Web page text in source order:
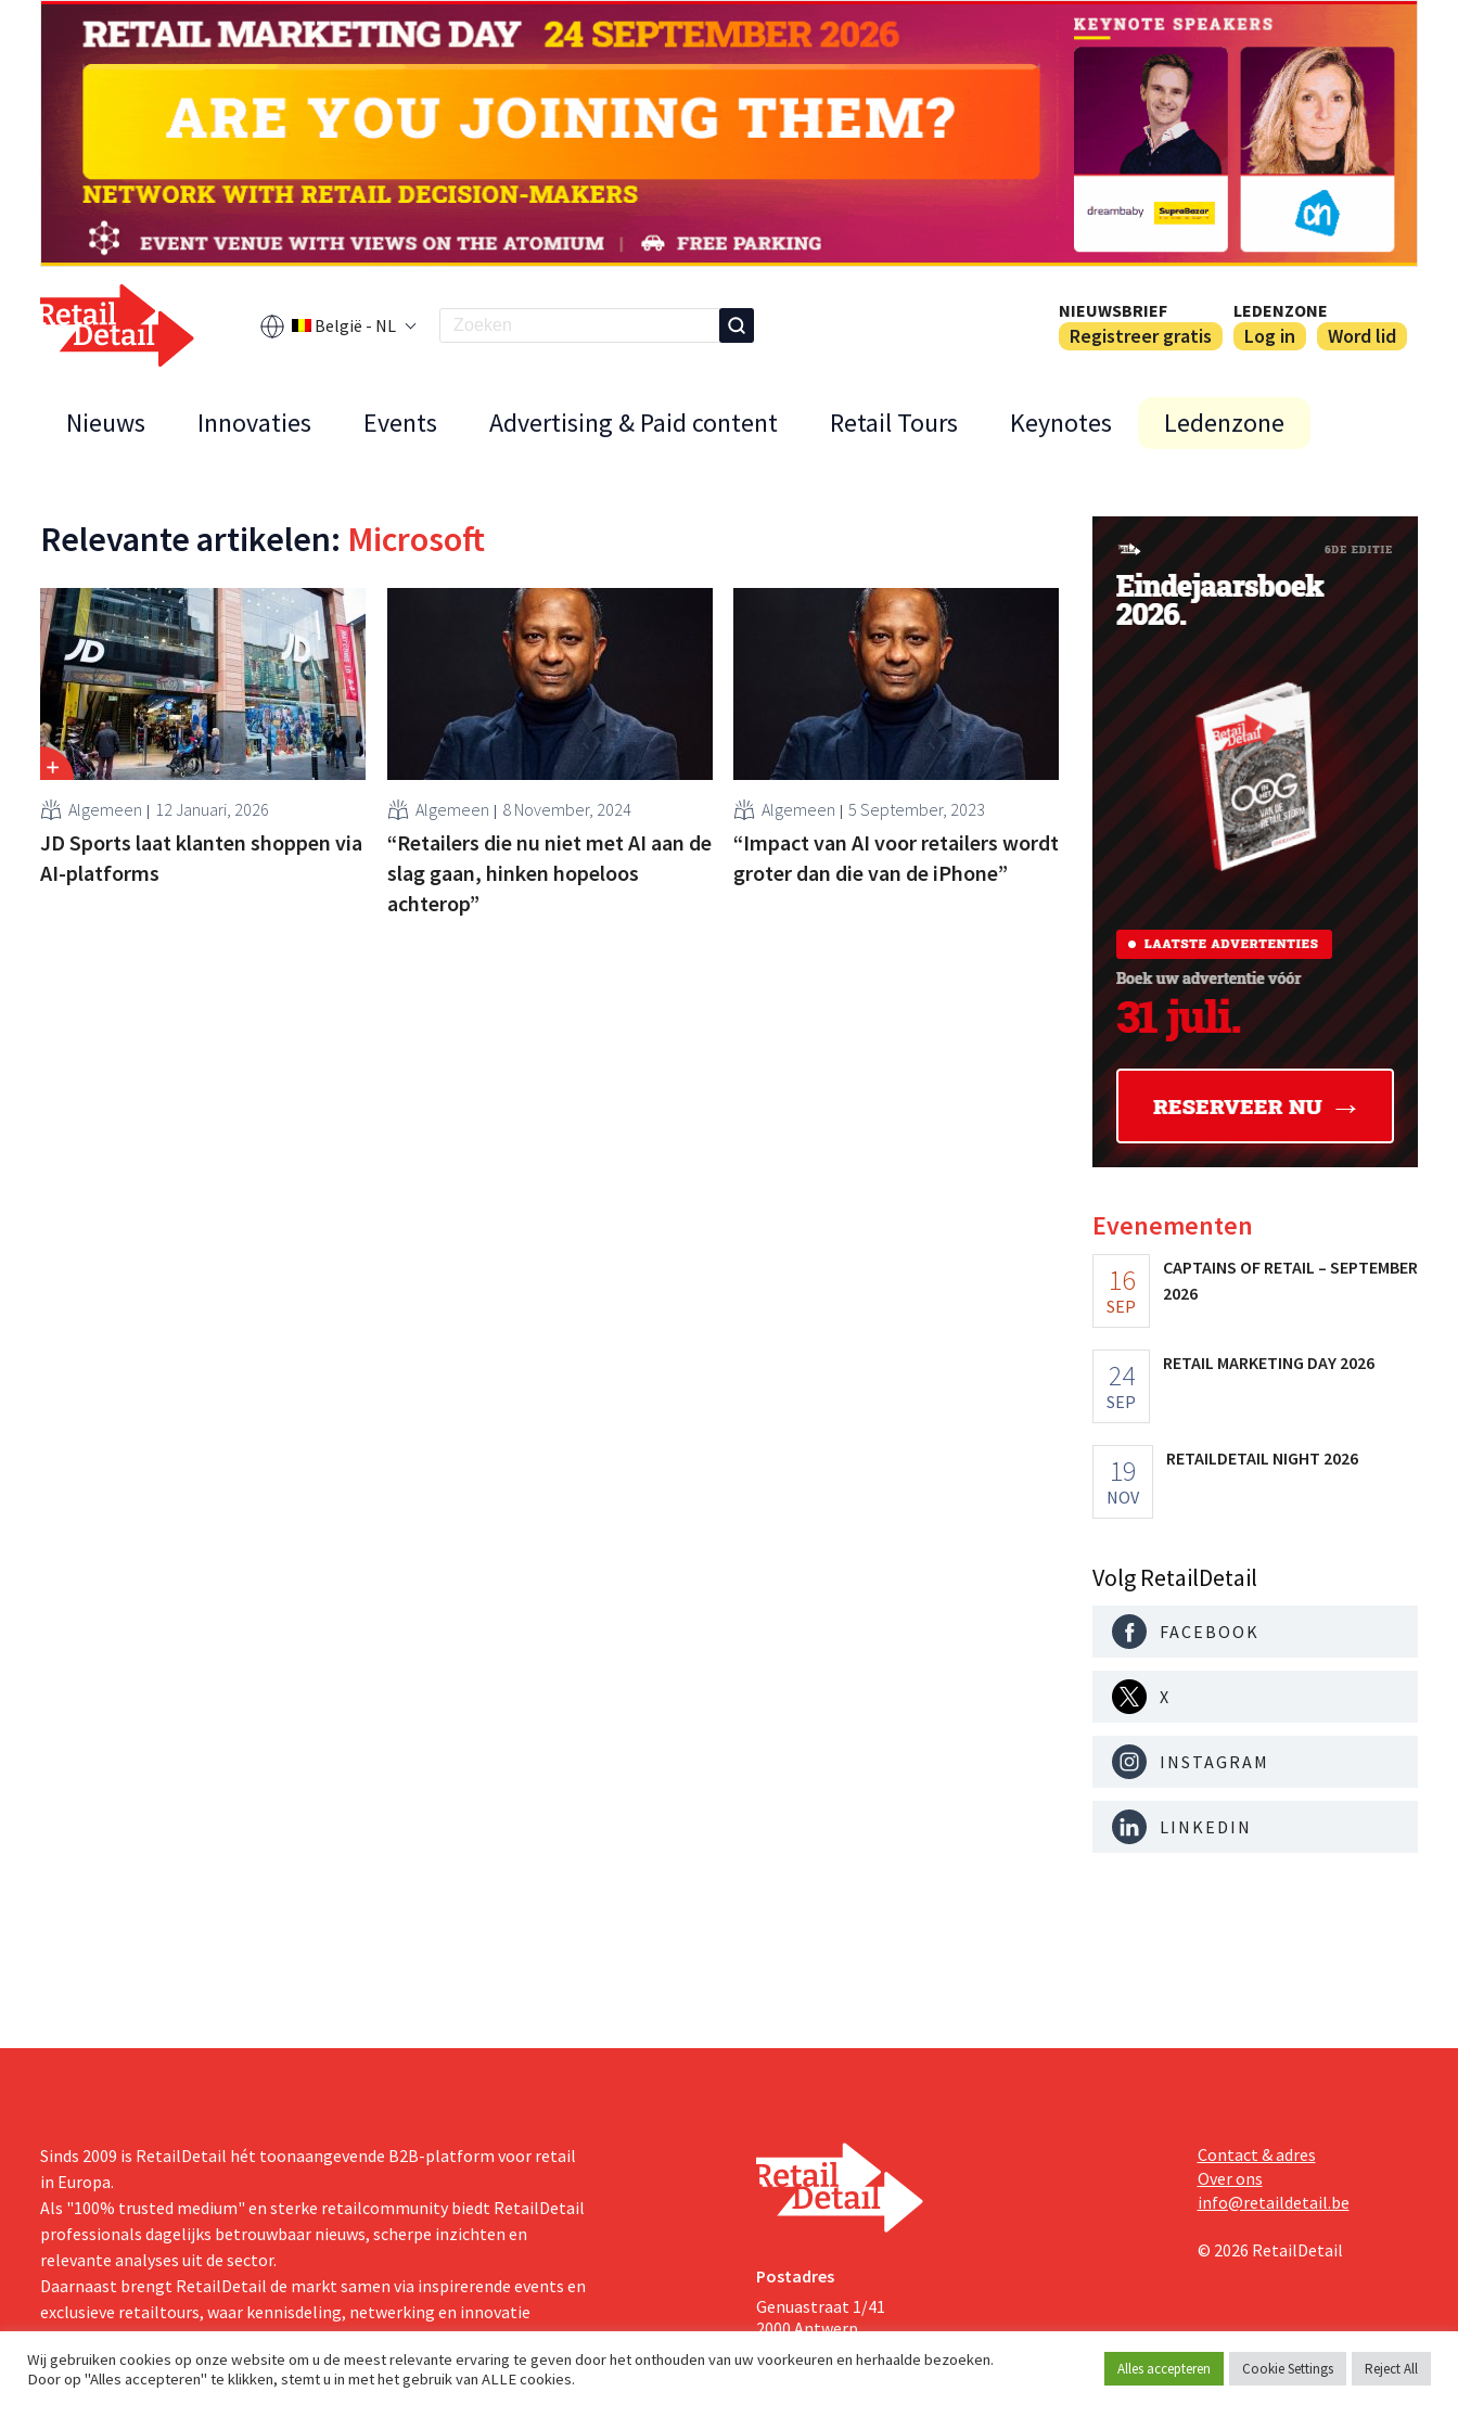
België - NL
NIEUWSBRIEF
Registreer gratis
LEDENZONE
Log in Word lid
Nieuws Innovaties Events Advertising & Paid content Retail Tours Keynotes Ledenzone
Relevante artikelen: Microsoft
Algemeen 12 Januari, 2026
JD Sports laat klanten shoppen via
AI-platforms
Algemeen 8 November, 2024
“Retailers die nu niet met AI aan de
slag gaan, hinken hopeloos
achterop”
Algemeen 5 September, 2023
“Impact van AI voor retailers wordt
groter dan die van de iPhone”
Evenementen
16
SEP
CAPTAINS OF RETAIL – SEPTEMBER
2026
24
SEP
RETAIL MARKETING DAY 2026
19
NOV
RETAILDETAIL NIGHT 2026
Volg RetailDetail
FACEBOOK
X
INSTAGRAM
LINKEDIN
Sinds 2009 is RetailDetail hét toonaangevende B2B-platform voor retail
in Europa.
Als "100% trusted medium" en sterke retailcommunity biedt RetailDetail
professionals dagelijks betrouwbaar nieuws, scherpe inzichten en
relevante analyses uit de sector.
Daarnaast brengt RetailDetail de markt samen via inspirerende events en
exclusieve retailtours, waar kennisdeling, netwerking en innovatie
centraal staan.
Postadres
Genuastraat 1/41
2000 Antwerp
Contact & adres
Over ons
info@retaildetail.be
© 2026 RetailDetail
Wij gebruiken cookies op onze website om u de meest relevante ervaring te geven door het onthouden van uw voorkeuren en herhaalde bezoeken.
Door op "Alles accepteren" te klikken, stemt u in met het gebruik van ALLE cookies.
Alles accepteren Cookie Settings Reject All